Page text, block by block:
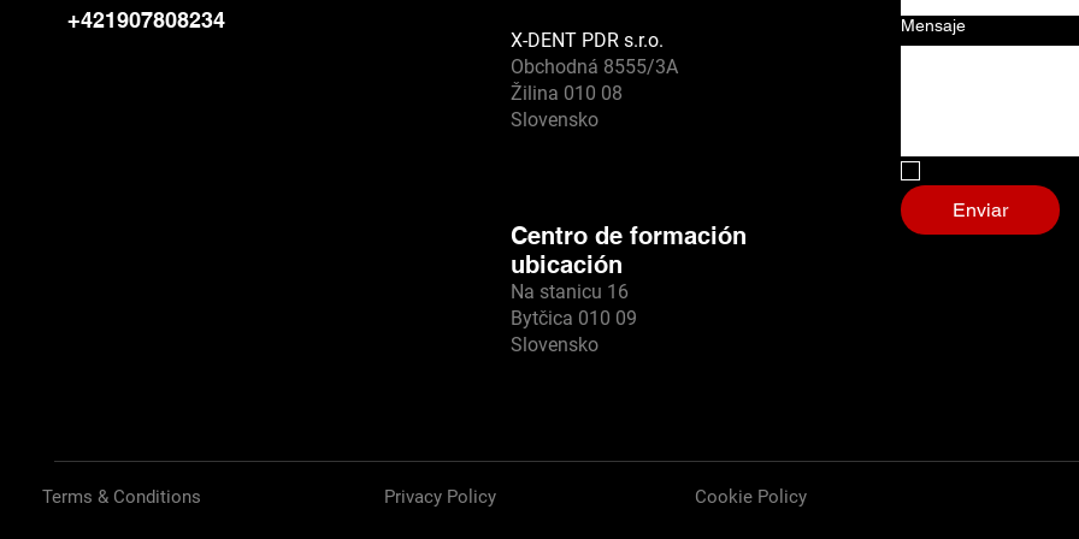
+421907808234
X-DENT PDR s.r.o.
Obchodná 8555/3A
Žilina 010 08
Slovensko
Centro de formación
ubicación
Na stanicu 16
Bytčica 010 09
Slovensko
Mensaje
Enviar
Terms & Conditions Privacy Policy Cookie Policy